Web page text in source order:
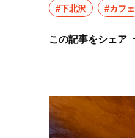
#下北沢 #カフェ
この記事をシェア